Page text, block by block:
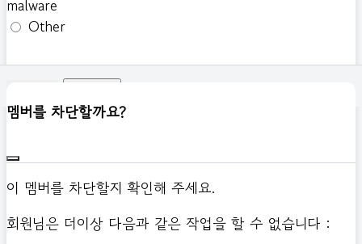
malware
Other
멤버를 차단할까요?
이 멤버를 차단할지 확인해 주세요.
회원님은 더이상 다음과 같은 작업을 할 수 없습니다 :